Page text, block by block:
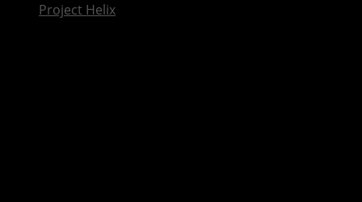
Project Helix